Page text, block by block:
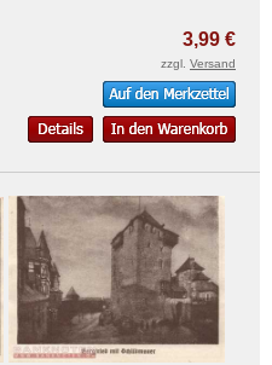
3,99 €
zzgl. Versand